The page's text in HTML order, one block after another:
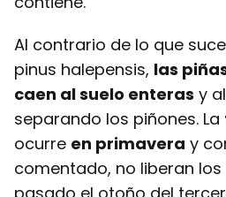
Al contrario de lo que
pinus halepensis, las
caen al suelo enteras y
separando los piñones. La
ocurre en primavera y
comentado, no liberan